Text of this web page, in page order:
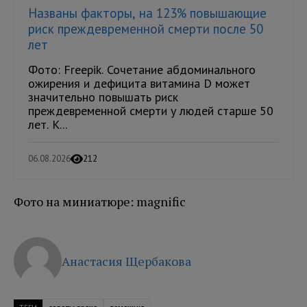
Названы факторы, на 123% повышающие
риск преждевременной смерти после 50
лет
Фото: Freepik. Сочетание абдоминального
ожирения и дефицита витамина D может
значительно повышать риск
преждевременной смерти у людей старше 50
лет. К...
06.08.2026 212
Фото на миниатюре: magnific
Анастасия Щербакова